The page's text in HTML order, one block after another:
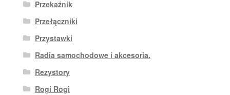
Przekaźnik
Przełączniki
Przystawki
Radia samochodowe i akcesoria.
Rezystory
Rogi Rogi